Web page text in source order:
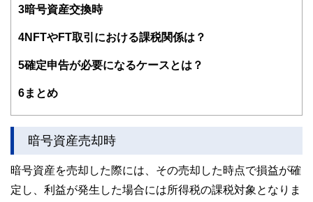
るセミナー講師のほか、金融メディアへの執筆および監修に
以上の執筆・監修をこなしており、これまでの執筆・監修実
3暗号資産交換時
4NFTやFT取引における課税関係は？
5確定申告が必要になるケースとは？
6まとめ
暗号資産売却時
暗号資産を売却した際には、その売却した時点で損益が確
定し、利益が発生した場合には所得税の課税対象となりま